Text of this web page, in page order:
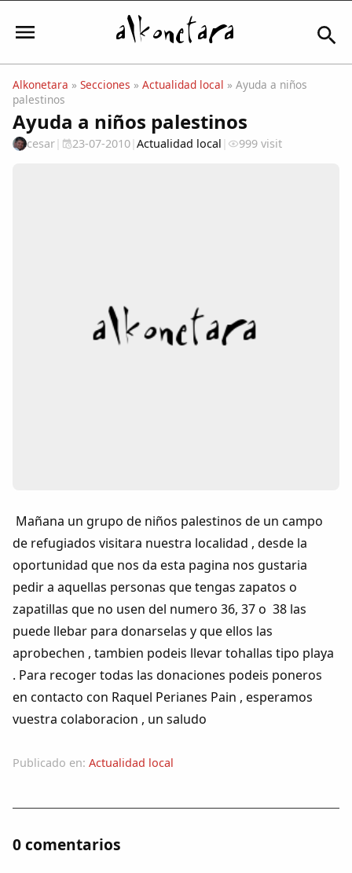
Iniciar sesión
Comunidad
Foros
Idiosincrasia
Diccionario
Traductor
Dichos
Cancionero Local
Peñas
Alkonetara » Secciones » Actualidad local » Ayuda a niños
palestinos
Ayuda a niños palestinos
cesar| 23-07-2010| Actualidad local | 999 visit
Mañana un grupo de niños palestinos de un campo
de refugiados visitara nuestra localidad , desde la
oportunidad que nos da esta pagina nos gustaria
pedir a aquellas personas que tengas zapatos o
zapatillas que no usen del numero 36, 37 o 38 las
puede llebar para donarselas y que ellos las
aprobechen , tambien podeis llevar tohallas tipo playa
. Para recoger todas las donaciones podeis poneros
en contacto con Raquel Perianes Pain , esperamos
vuestra colaboracion , un saludo
Publicado en: Actualidad local
0 comentarios